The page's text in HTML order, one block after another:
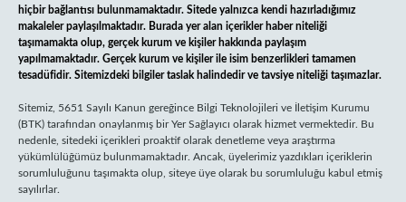
hiçbir bağlantısı bulunmamaktadır. Sitede yalnızca kendi hazırladığımız
makaleler paylaşılmaktadır. Burada yer alan içerikler haber niteliği
taşımamakta olup, gerçek kurum ve kişiler hakkında paylaşım
yapılmamaktadır. Gerçek kurum ve kişiler ile isim benzerlikleri tamamen
tesadüfidir. Sitemizdeki bilgiler taslak halindedir ve tavsiye niteliği taşımazlar.
Sitemiz, 5651 Sayılı Kanun gereğince Bilgi Teknolojileri ve İletişim Kurumu
(BTK) tarafından onaylanmış bir Yer Sağlayıcı olarak hizmet vermektedir. Bu
nedenle, sitedeki içerikleri proaktif olarak denetleme veya araştırma
yükümlülüğümüz bulunmamaktadır. Ancak, üyelerimiz yazdıkları içeriklerin
sorumluluğunu taşımakta olup, siteye üye olarak bu sorumluluğu kabul etmiş
sayılırlar.